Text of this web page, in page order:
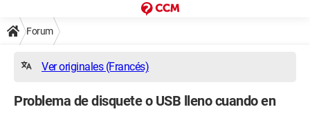
Forum
Ver originales (Francés)
Problema de disquete o USB lleno cuando en